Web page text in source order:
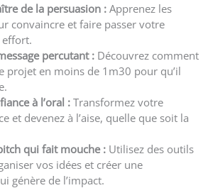
de la persuasion :Apprenez les
convaincre et faire passer votre
effort.
percutant : Découvrez comment
projet en moins de 1m30 pour qu’il
à l’oral : Transformez votre
et devenez à l’aise, quelle que soit la
qui fait mouche : Utilisez des outils
vos idées et créer une
génère de l’impact.